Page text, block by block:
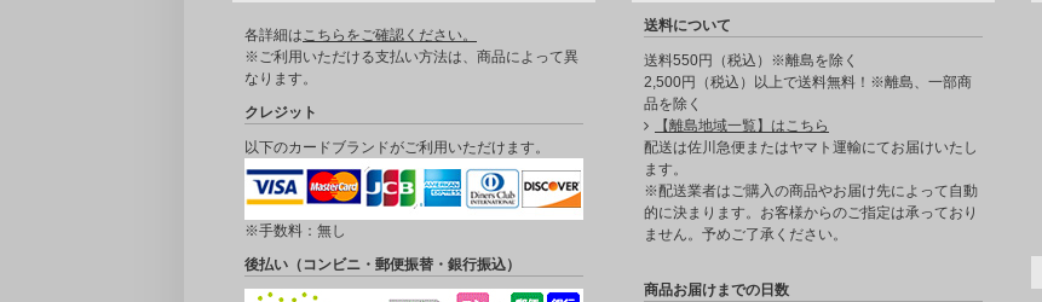
各詳細はこちらをご確認ください。
※ご利用いただける支払い方法は、商品によって異
なります。
クレジット
以下のカードブランドがご利用いただけます。
※手数料：無し
後払い（コンビニ・郵便振替・銀行振込）
送料について
送料550円（税込）※離島を除く
2,500円（税込）以上で送料無料！※離島、一部商
品を除く
【離島地域一覧】はこちら
配送は佐川急便またはヤマト運輸にてお届けいたし
ます。
※配送業者はご購入の商品やお届け先によって自動
的に決まります。お客様からのご指定は承っており
ません。予めご了承ください。
商品お届けまでの日数